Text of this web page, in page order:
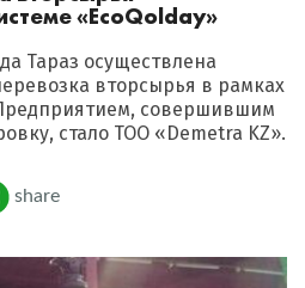
«ЕcoQolday»
Тараз осуществлена
вторсырья в рамках
совершившим
стало ТОО «Demetra KZ».
Поделиться
share